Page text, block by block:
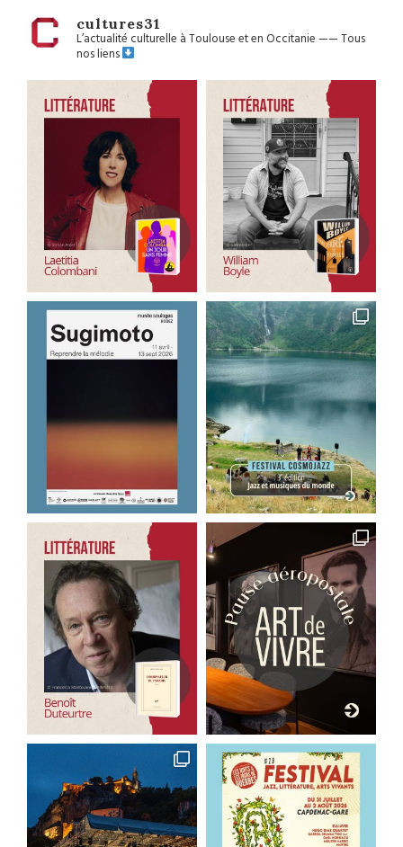
cultures31
L’actualité culturelle à Toulouse et en Occitanie——Tous
nos liens